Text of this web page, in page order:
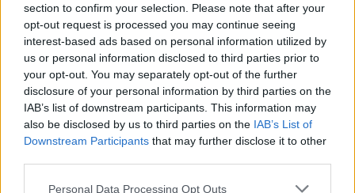
section to confirm your selection. Please note that after your
opt-out request is processed you may continue seeing
interest-based ads based on personal information utilized by
us or personal information disclosed to third parties prior to
your opt-out. You may separately opt-out of the further
disclosure of your personal information by third parties on the
IAB’s list of downstream participants. This information may
also be disclosed by us to third parties on the IAB’s List of
Downstream Participants that may further disclose it to other
Personal Data Processing Opt Outs
nagyobb a pontatlanság lehetősége. A fenti grafikon
Zalaegerszeg 30 napos időjárás előrejelzésétmutatja.
A következő pár napra igen nagy valószínűséggel adható
megbízható előrejelzés, de a rövid távú után a közép távú 30
napos időjárás előrejelzés esetében már jóval nagyobb a
bizonytalanság.
A fent látható települések (Zalaegerszeg) szerinti30 napos
időjáráselőrejelzés az elmúlt 100 év időjárási adatain, az
aktuális számokon, előrejelzéseken és matematikai
valószínűségszámításon alapulnak és egyfajta irányjelzőként